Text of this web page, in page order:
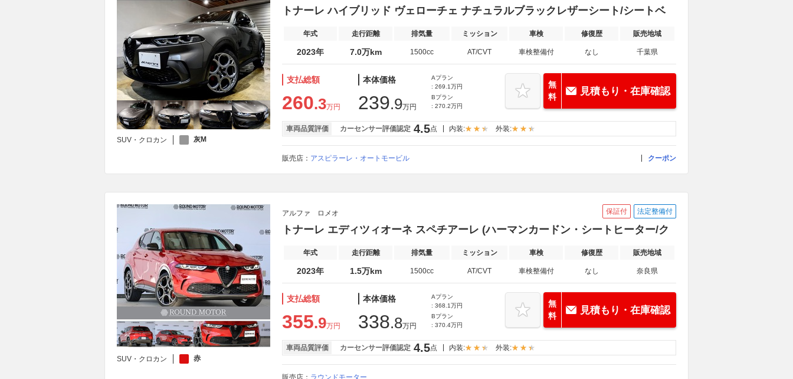
SUV・クロカン 灰M
トナーレ ハイブリッド ヴェローチェ ナチュラルブラックレザーシート/シートベ
年式 走行距離 排気量 ミッション 車検 修復歴 販売地域
2023年 7.0万km 1500cc AT/CVT 車検整備付 なし 千葉県
支払総額
260.3万円
本体価格
239.9万円
Aプラン
: 269.1万円
Bプラン
: 270.2万円
無
料
見積もり・在庫確認
車両品質評価 カーセンサー評価認定 4.5点 内装: 外装:
販売店： アスピラーレ・オートモービル クーポン
SUV・クロカン 赤
アルファ ロメオ 保証付 法定整備付
トナーレ エディツィオーネ スペチアーレ (ハーマンカードン・シートヒーター/ク
年式 走行距離 排気量 ミッション 車検 修復歴 販売地域
2023年 1.5万km 1500cc AT/CVT 車検整備付 なし 奈良県
支払総額
355.9万円
本体価格
338.8万円
Aプラン
: 368.1万円
Bプラン
: 370.4万円
無
料
見積もり・在庫確認
車両品質評価 カーセンサー評価認定 4.5点 内装: 外装:
販売店： ラウンドモーター